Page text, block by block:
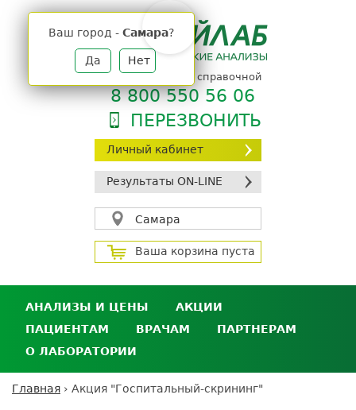
Личный кабинет
Результаты ON-LINE
Самара
Ваш город - Самара?
Да Нет
Ваша корзина пуста
телефон единой справочной
8 800 550 56 06
ПЕРЕЗВОНИТЬ
АНАЛИЗЫ И ЦЕНЫ
Анализы и цены
Где сдать анализы
Выезд на дом
АКЦИИ
ПАЦИЕНТАМ
Личный кабинет пациента
Дисконтная программа
ВРАЧАМ
Сотрудничество
ПАРТНЕРАМ
кабинет
партнёра
О ЛАБОРАТОРИИ
Главная › Акция "Госпитальный-скрининг"